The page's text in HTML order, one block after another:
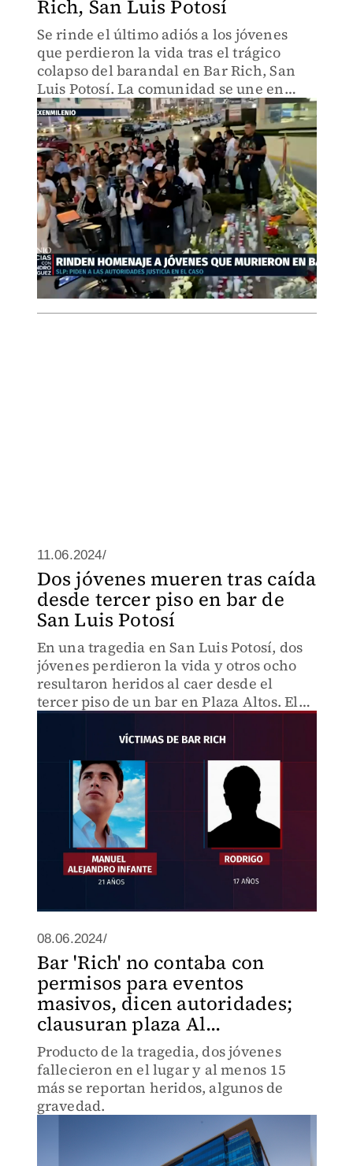
Rich, San Luis Potosí
Se rinde el último adiós a los jóvenes
que perdieron la vida tras el trágico
colapso del barandal en Bar Rich, San
Luis Potosí. La comunidad se une en
duelo por esta lamentable pérdida.
11.06.2024/
Dos jóvenes mueren tras caída
desde tercer piso en bar de
San Luis Potosí
En una tragedia en San Luis Potosí, dos
jóvenes perdieron la vida y otros ocho
resultaron heridos al caer desde el
tercer piso de un bar en Plaza Altos. El
colapso del barandal debido al
sobrecupo del lugar provocó el
accidente.
08.06.2024/
Bar 'Rich' no contaba con
permisos para eventos
masivos, dicen autoridades;
clausuran plaza Al...
Producto de la tragedia, dos jóvenes
fallecieron en el lugar y al menos 15
más se reportan heridos, algunos de
gravedad.